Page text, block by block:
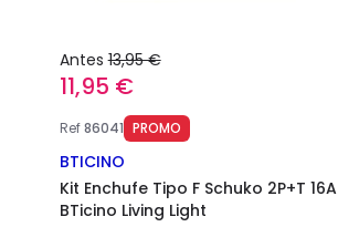
Antes 13,95 €
11,95 €
Ref86041 PROMO
BTICINO
Kit Enchufe Tipo F Schuko 2P+T 16A
BTicino Living Light